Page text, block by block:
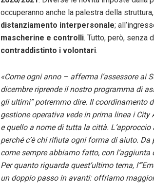
occuperanno anche la palestra della
distanziamento interpersonale;
mascherine e controlli. Tutto, però, senza
contraddistinto i volontari.
«Come ogni anno – afferma l’assessore ai
dicembre riprende il nostro programma di
gli ultimi” potremmo dire. Il coordinamento
gestione operativa vede in prima linea i
e quello a nome di tutta la città.
perché c’è chi rifiuta ogni forma di aiuto.
come sempre abbiamo fatto, con
Per quanto riguarda quest’ultimo tema,
un doppio passo in avanti: offriamo